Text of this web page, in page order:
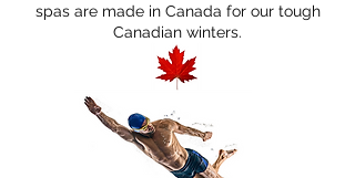
spas are made in Canada for our tough
Canadian winters.